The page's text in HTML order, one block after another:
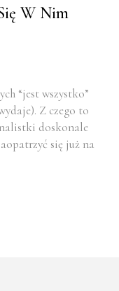
W Nim
“jest wszystko”
Z czego to
doskonale
się już na